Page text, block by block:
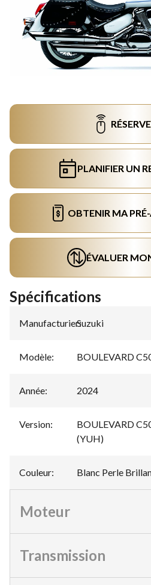
PLANIFIER UN
OBTENIR MA
ÉVALUER
Spécifications
Manufacturier:
Suzuki
Modèle: BOULEVARD
Année: 2024
Version:
BOULEVARD
(YUH)
Couleur: Blanc Perle
Moteur
Transmission